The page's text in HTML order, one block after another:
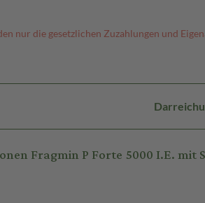
nur die gesetzlichen Zuzahlungen und
Fragmin P Forte 5000 I.E. mit